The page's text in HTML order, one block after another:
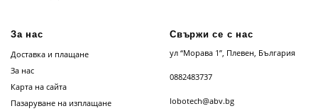
За нас
Доставка и плащане
За нас
Карта на сайта
Пазаруване на изплащане
Свържи се с нас
ул “Морава 1”, Плевен, България
0882483737
lobotech@abv.bg